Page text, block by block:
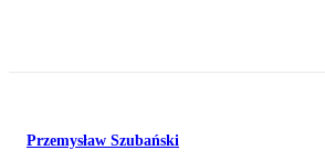
Przemysław Szubański